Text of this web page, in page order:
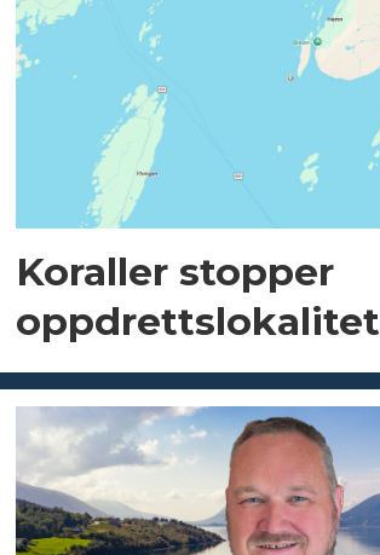
Koraller stopper
oppdrettslokalitet